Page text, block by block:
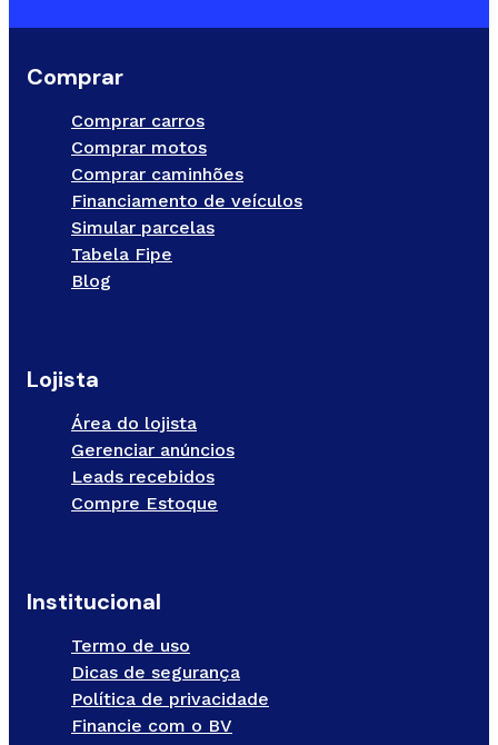
Comprar
Comprar carros
Comprar motos
Comprar caminhões
Financiamento de veículos
Simular parcelas
Tabela Fipe
Blog
Lojista
Área do lojista
Gerenciar anúncios
Leads recebidos
Compre Estoque
Institucional
Termo de uso
Dicas de segurança
Política de privacidade
Financie com o BV